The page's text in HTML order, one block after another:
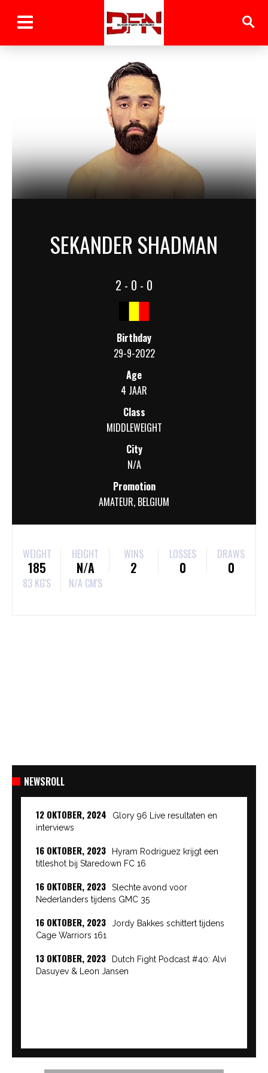
SEKANDER SHADMAN
2 - 0 - 0
Birthday
29-9-2022
Age
4 JAAR
Class
MIDDLEWEIGHT
City
N/A
Promotion
AMATEUR, BELGIUM
WEIGHT
185
83 KG'S
HEIGHT
N/A
N/A CM'S
WINS
2
LOSSES
0
DRAWS
0
NEWSROLL
12 OKTOBER, 2024
Glory 96 Live resultaten en
interviews
16 OKTOBER, 2023
Hyram Rodriguez krijgt een
titleshot bij Staredown FC 16
16 OKTOBER, 2023
Slechte avond voor
Nederlanders tijdens GMC 35
16 OKTOBER, 2023
Jordy Bakkes schittert tijdens
Cage Warriors 161
13 OKTOBER, 2023
Dutch Fight Podcast #40: Alvi
Dasuyev & Leon Jansen